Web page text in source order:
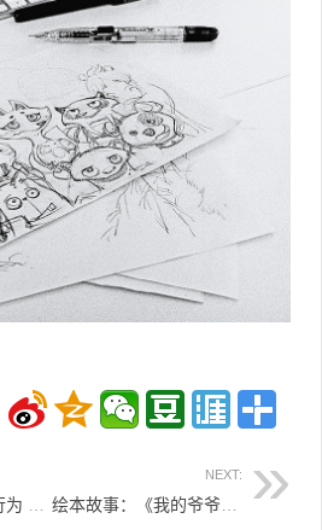
NEXT: